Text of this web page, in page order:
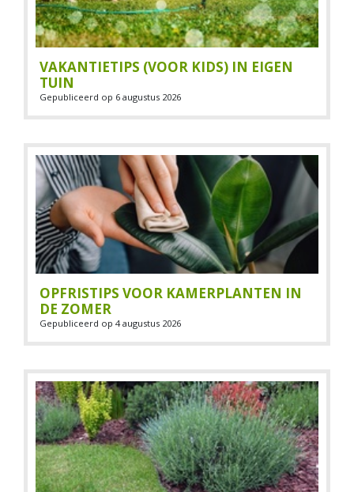
VAKANTIETIPS (VOOR KIDS) IN EIGEN
TUIN
Gepubliceerd op 6 augustus 2026
OPFRISTIPS VOOR KAMERPLANTEN IN
DE ZOMER
Gepubliceerd op 4 augustus 2026